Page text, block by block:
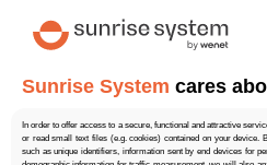
Sunrise System cares
In order to offer access to a secure, functional and attractive
or read small text files (e.g. cookies) contained on your device.
such as unique identifiers, information sent by end devices for
Zapisz się do
Odbieraj regularną dawkę
Zero spamu, tylko